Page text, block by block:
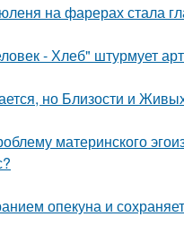
на фарерах стала
- Хлеб" штурмует
но Близости и
материнского
опекуна и